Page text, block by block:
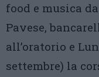
food e musica
Pavese,
all’oratorio e
settembre) la